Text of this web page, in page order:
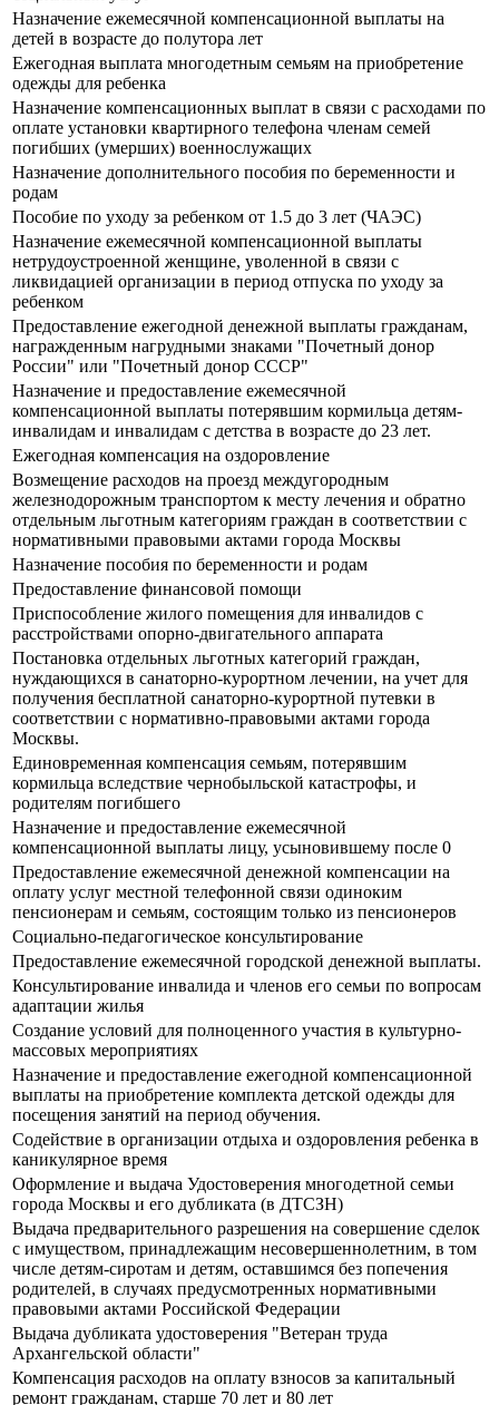
Назначение ежемесячной компенсационной выплаты на
детей в возрасте до полутора лет
Ежегодная выплата многодетным семьям на приобретение
одежды для ребенка
Назначение компенсационных выплат в связи с расходами по
оплате установки квартирного телефона членам семей
погибших (умерших) военнослужащих
Назначение дополнительного пособия по беременности и
родам
Пособие по уходу за ребенком от 1.5 до 3 лет (ЧАЭС)
Назначение ежемесячной компенсационной выплаты
нетрудоустроенной женщине, уволенной в связи с
ликвидацией организации в период отпуска по уходу за
ребенком
Предоставление ежегодной денежной выплаты гражданам,
награжденным нагрудными знаками "Почетный донор
России" или "Почетный донор СССР"
Назначение и предоставление ежемесячной
компенсационной выплаты потерявшим кормильца детям-
инвалидам и инвалидам с детства в возрасте до 23 лет.
Ежегодная компенсация на оздоровление
Возмещение расходов на проезд междугородным
железнодорожным транспортом к месту лечения и обратно
отдельным льготным категориям граждан в соответствии с
нормативными правовыми актами города Москвы
Назначение пособия по беременности и родам
Предоставление финансовой помощи
Приспособление жилого помещения для инвалидов с
расстройствами опорно-двигательного аппарата
Постановка отдельных льготных категорий граждан,
нуждающихся в санаторно-курортном лечении, на учет для
получения бесплатной санаторно-курортной путевки в
соответствии с нормативно-правовыми актами города
Москвы.
Единовременная компенсация семьям, потерявшим
кормильца вследствие чернобыльской катастрофы, и
родителям погибшего
Назначение и предоставление ежемесячной
компенсационной выплаты лицу, усыновившему после 0
Предоставление ежемесячной денежной компенсации на
оплату услуг местной телефонной связи одиноким
пенсионерам и семьям, состоящим только из пенсионеров
Социально-педагогическое консультирование
Предоставление ежемесячной городской денежной выплаты.
Консультирование инвалида и членов его семьи по вопросам
адаптации жилья
Создание условий для полноценного участия в культурно-
массовых мероприятиях
Назначение и предоставление ежегодной компенсационной
выплаты на приобретение комплекта детской одежды для
посещения занятий на период обучения.
Содействие в организации отдыха и оздоровления ребенка в
каникулярное время
Оформление и выдача Удостоверения многодетной семьи
города Москвы и его дубликата (в ДТСЗН)
Выдача предварительного разрешения на совершение сделок
с имуществом, принадлежащим несовершеннолетним, в том
числе детям-сиротам и детям, оставшимся без попечения
родителей, в случаях предусмотренных нормативными
правовыми актами Российской Федерации
Выдача дубликата удостоверения "Ветеран труда
Архангельской области"
Компенсация расходов на оплату взносов за капитальный
ремонт гражданам, старше 70 лет и 80 лет